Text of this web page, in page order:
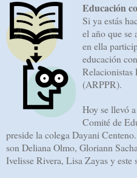
Educación
Si ya estás
el año que se
en ella
educación
Relacionistas
(ARPPR).
Hoy se llevó
Comité de
preside la colega Dayani
son Deliana Olmo, Gloriann
Ivelisse Rivera, Lisa Zayas y este